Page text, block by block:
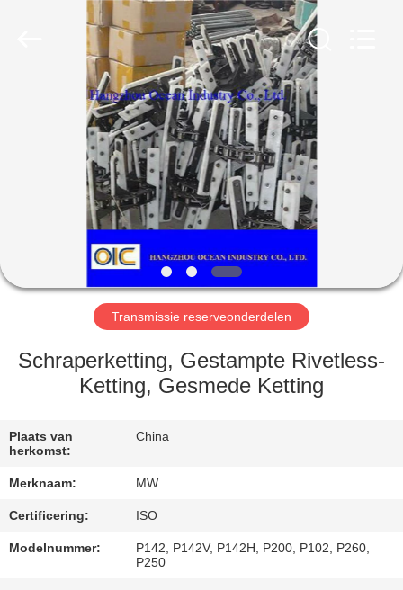
PRODUCTEN
ONGEVEER
FABRIEKSREIS
KWALITEITSCONTROLE
CONTACTEER
ONS
VERZOEK
OM
EEN
CITAAT
Transmissie reserveonderdelen
Schraperketting, Gestampte Rivetless-
Ketting, Gesmede Ketting
Plaats van
herkomst:
China
Merknaam: MW
Certificering: ISO
Modelnummer:
P142, P142V, P142H, P200, P102, P260,
P250